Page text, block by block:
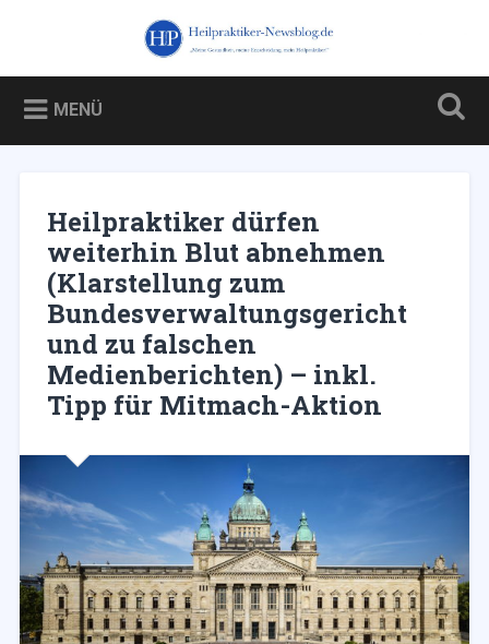
Heilpraktiker-Newsblog.de
Blog über und für Heilpraktiker – und über die Kampagne
gegen sie
MENÜ
Heilpraktiker dürfen
weiterhin Blut abnehmen
(Klarstellung zum
Bundesverwaltungsgericht
und zu falschen
Medienberichten) – inkl.
Tipp für Mitmach-Aktion